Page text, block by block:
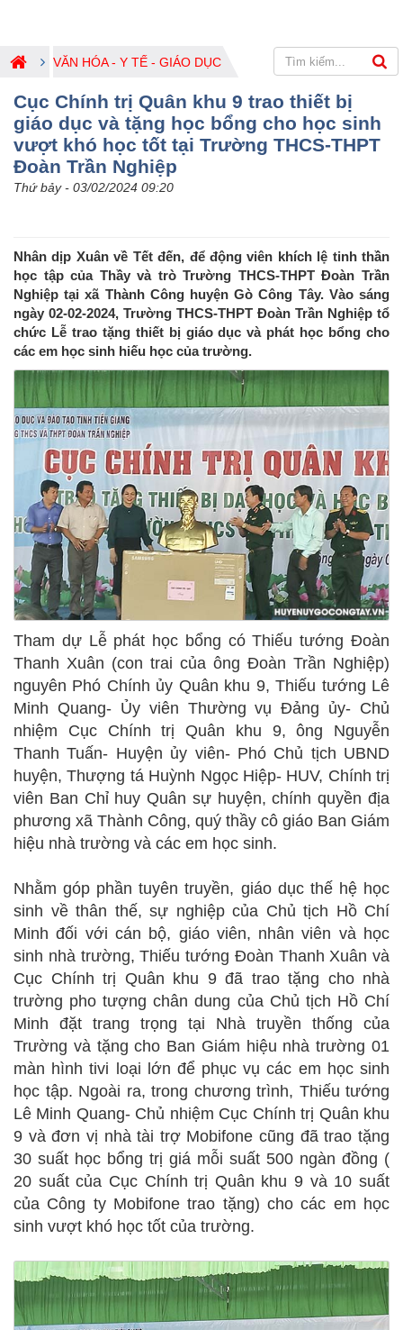
VĂN HÓA - Y TẾ - GIÁO DỤC
Cục Chính trị Quân khu 9 trao thiết bị
giáo dục và tặng học bổng cho học sinh
vượt khó học tốt tại Trường THCS-THPT
Đoàn Trần Nghiệp
Thứ bảy - 03/02/2024 09:20
Nhân dịp Xuân về Tết đến, để động viên khích lệ tinh thần
học tập của Thầy và trò Trường THCS-THPT Đoàn Trần
Nghiệp tại xã Thành Công huyện Gò Công Tây. Vào sáng
ngày 02-02-2024, Trường THCS-THPT Đoàn Trần Nghiệp tổ
chức Lễ trao tặng thiết bị giáo dục và phát học bổng cho
các em học sinh hiếu học của trường.
Tham dự Lễ phát học bổng có Thiếu tướng Đoàn
Thanh Xuân (con trai của ông Đoàn Trần Nghiệp)
nguyên Phó Chính ủy Quân khu 9, Thiếu tướng Lê
Minh Quang- Ủy viên Thường vụ Đảng ủy- Chủ
nhiệm Cục Chính trị Quân khu 9, ông Nguyễn
Thanh Tuấn- Huyện ủy viên- Phó Chủ tịch UBND
huyện, Thượng tá Huỳnh Ngọc Hiệp- HUV, Chính trị
viên Ban Chỉ huy Quân sự huyện, chính quyền địa
phương xã Thành Công, quý thầy cô giáo Ban Giám
hiệu nhà trường và các em học sinh.
Nhằm góp phần tuyên truyền, giáo dục thế hệ học
sinh về thân thế, sự nghiệp của Chủ tịch Hồ Chí
Minh đối với cán bộ, giáo viên, nhân viên và học
sinh nhà trường, Thiếu tướng Đoàn Thanh Xuân và
Cục Chính trị Quân khu 9 đã trao tặng cho nhà
trường pho tượng chân dung của Chủ tịch Hồ Chí
Minh đặt trang trọng tại Nhà truyền thống của
Trường và tặng cho Ban Giám hiệu nhà trường 01
màn hình tivi loại lớn để phục vụ các em học sinh
học tập. Ngoài ra, trong chương trình, Thiếu tướng
Lê Minh Quang- Chủ nhiệm Cục Chính trị Quân khu
9 và đơn vị nhà tài trợ Mobifone cũng đã trao tặng
30 suất học bổng trị giá mỗi suất 500 ngàn đồng (
20 suất của Cục Chính trị Quân khu 9 và 10 suất
của Công ty Mobifone trao tặng) cho các em học
sinh vượt khó học tốt của trường.